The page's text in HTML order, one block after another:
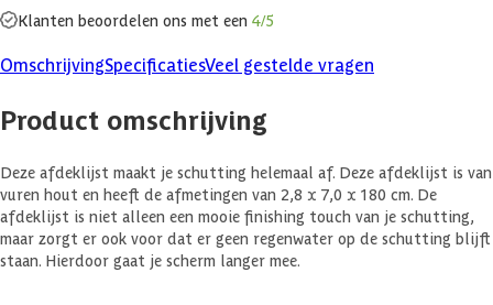
Klanten beoordelen ons met een 4/5
OmschrijvingSpecificatiesVeel gestelde vragen
Product omschrijving
Deze afdeklijst maakt je schutting helemaal af. Deze afdeklijst is van
vuren hout en heeft de afmetingen van 2,8 x 7,0 x 180 cm. De
afdeklijst is niet alleen een mooie finishing touch van je schutting,
maar zorgt er ook voor dat er geen regenwater op de schutting blijft
staan. Hierdoor gaat je scherm langer mee.